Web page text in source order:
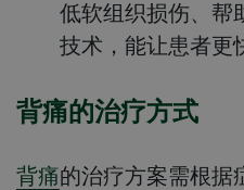
低软组织损伤、帮
技术，能让患者更
背痛的治疗方式
背痛的治疗方案需根据